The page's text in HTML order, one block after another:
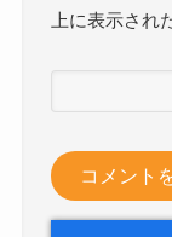
上に表示され